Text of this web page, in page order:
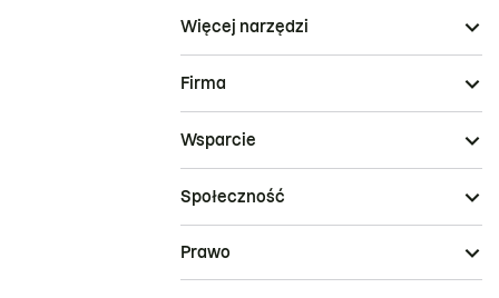
Więcej narzędzi
Firma
Wsparcie
Społeczność
Prawo